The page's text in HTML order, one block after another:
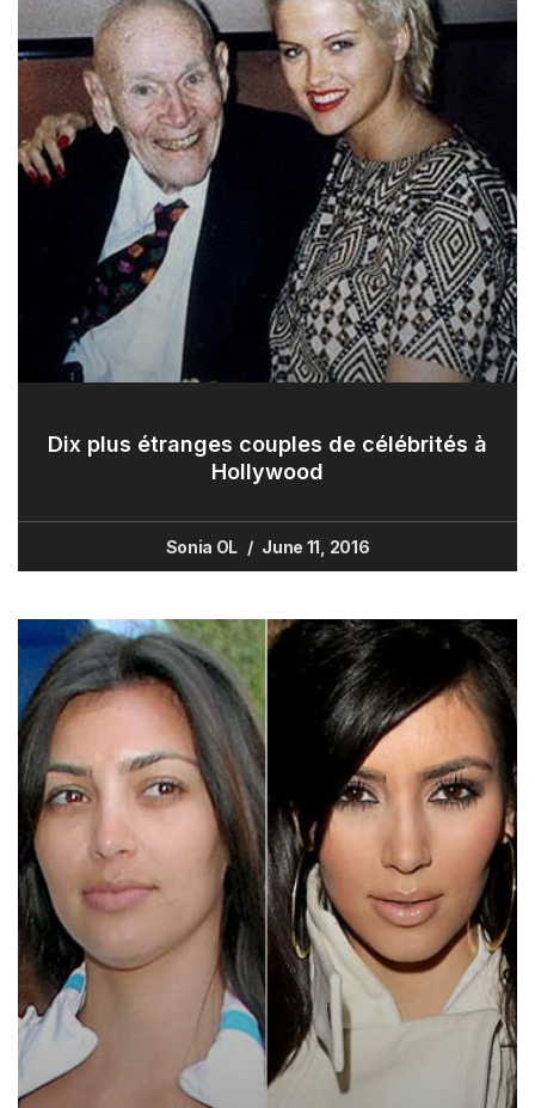
Dix plus étranges couples de célébrités à
Hollywood
Sonia OL June 11, 2016